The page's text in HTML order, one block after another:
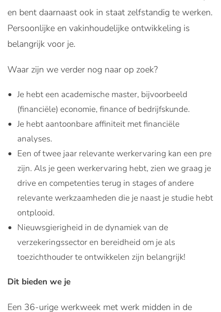
en bent daarnaast ook in staat zelfstandig te werken.
Persoonlijke en vakinhoudelijke ontwikkeling is
belangrijk voor je.
Waar zijn we verder nog naar op zoek?
Je hebt een academische master, bijvoorbeeld
(financiële) economie, finance of bedrijfskunde.
Je hebt aantoonbare affiniteit met financiële
analyses.
Een of twee jaar relevante werkervaring kan een pre
zijn. Als je geen werkervaring hebt, zien we graag je
drive en competenties terug in stages of andere
relevante werkzaamheden die je naast je studie hebt
ontplooid.
Nieuwsgierigheid in de dynamiek van de
verzekeringssector en bereidheid om je als
toezichthouder te ontwikkelen zijn belangrijk!
Dit bieden we je
Een 36-urige werkweek met werk midden in de